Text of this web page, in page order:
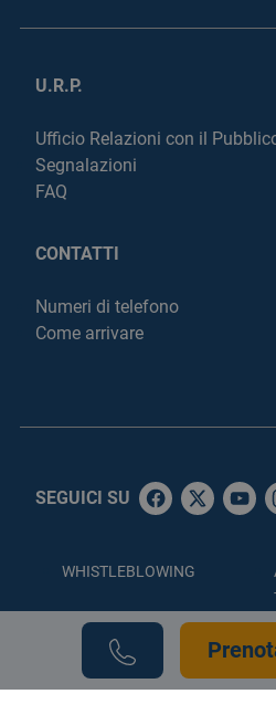
U.R.P.
Ufficio Relazioni con il
Segnalazioni
FAQ
CONTATTI
Numeri di telefono
Come arrivare
SEGUICI SU
WHISTLEBLOWING
ACCESSIBILITÀ
COOKIE POLICY